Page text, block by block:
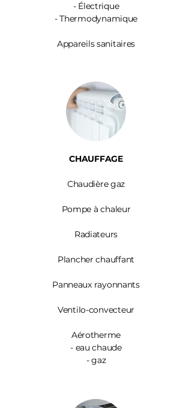
- Électrique
- Thermodynamique
Appareils sanitaires
CHAUFFAGE
Chaudière gaz
Pompe à chaleur
Radiateurs
Plancher chauffant
Panneaux rayonnants
Ventilo-convecteur
Aérotherme
- eau chaude
- gaz